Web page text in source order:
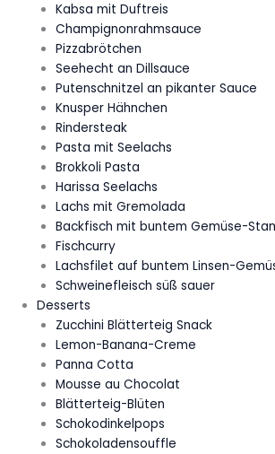
Kabsa mit Duftreis
Champignonrahmsauce
Pizzabrötchen
Seehecht an Dillsauce
Putenschnitzel an pikanter Sauce
Knusper Hähnchen
Rindersteak
Pasta mit Seelachs
Brokkoli Pasta
Harissa Seelachs
Lachs mit Gremolada
Backfisch mit buntem Gemüse-
Fischcurry
Lachsfilet auf buntem Linsen-
Schweinefleisch süß sauer
Desserts
Zucchini Blätterteig Snack
Lemon-Banana-Creme
Panna Cotta
Mousse au Chocolat
Blätterteig-Blüten
Schokodinkelpops
Schokoladensouffle